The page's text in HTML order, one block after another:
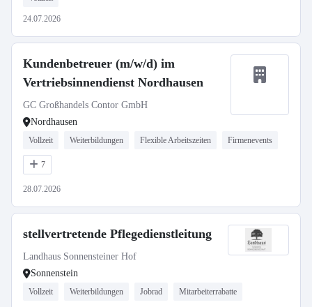
24.07.2026
Kundenbetreuer (m/w/d) im
Vertriebsinnendienst Nordhausen
GC Großhandels Contor GmbH
Nordhausen
Vollzeit Weiterbildungen Flexible Arbeitszeiten Firmenevents
7
28.07.2026
stellvertretende Pflegedienstleitung
Landhaus Sonnensteiner Hof
Sonnenstein
Vollzeit Weiterbildungen Jobrad Mitarbeiterrabatte